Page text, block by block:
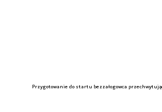
Przygotowanie do startu bezzałogowca